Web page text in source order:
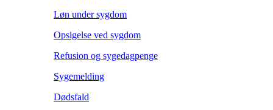
Løn under sygdom
Opsigelse ved sygdom
Refusion og sygedagpenge
Sygemelding
Dødsfald